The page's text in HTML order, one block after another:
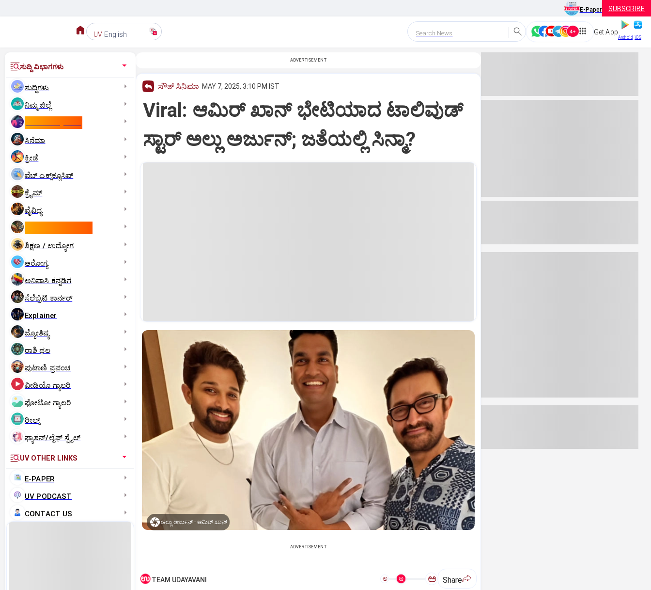
E-Paper SUBSCRIBE
UV English Search News Get App
Android iOS
ಸುದ್ದಿ ವಿಭಾಗಗಳು
ಸುದ್ದಿಗಳು
ನಿಮ್ಮ ಜಿಲ್ಲೆ
ಸಿನೆಮಾ
ಕ್ರೀಡೆ
ವೆಬ್ ಎಕ್ಸ್‌ಕ್ಲೂಸಿವ್
ಕ್ರೈಮ್
ವೈವಿಧ್ಯ
ಶಿಕ್ಷಣ / ಉದ್ಯೋಗ
ಆರೋಗ್ಯ
ಅನಿವಾಸಿ ಕನ್ನಡಿಗ
ಸೆಲೆಬ್ರಿಟಿ ಕಾರ್ನರ್‌
Explainer
ಜ್ಯೋತಿಷ್ಯ
ರಾಶಿ ಫಲ
ಪುಟಾಣಿ ಪ್ರಪಂಚ
ವೀಡಿಯೊ ಗ್ಯಾಲರಿ
ಫೋಟೋ ಗ್ಯಾಲರಿ
ರೀಲ್ಸ್
ಫ್ಯಾಶನ್/ಲೈಫ್‌ ಸ್ಟೈಲ್
UV OTHER LINKS
E-PAPER
UV PODCAST
CONTACT US
ADVERTISEMENT
ಸೌತ್‌ ಸಿನಿಮಾ MAY 7, 2025, 3:10 PM IST
Viral: ಆಮಿರ್‌ ಖಾನ್‌ ಭೇಟಿಯಾದ ಟಾಲಿವುಡ್‌
ಸ್ಟಾರ್ ಅಲ್ಲು ಅರ್ಜುನ್;‌ ಜತೆಯಲ್ಲಿ ಸಿನ್ಮಾ?
ಅಲ್ಲು ಅರ್ಜುನ್‌ - ಆಮಿರ್‌ ಖಾನ್
ADVERTISEMENT
TEAM UDAYAVANI ಅ ಅ Share